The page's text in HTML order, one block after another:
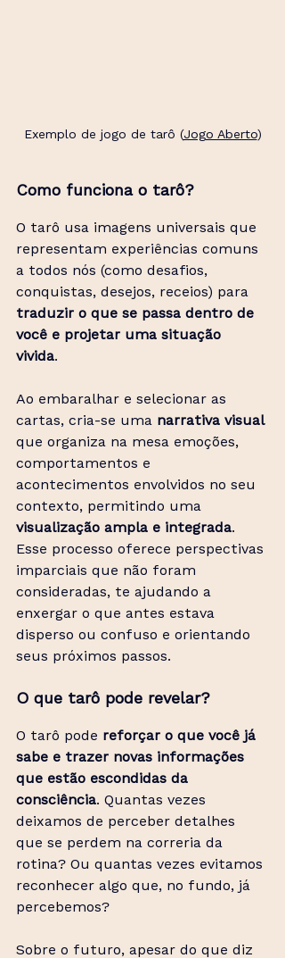
Exemplo de jogo de tarô (Jogo Aberto)
Como funciona o tarô?
O tarô usa imagens universais que
representam experiências comuns
a todos nós (como desafios,
conquistas, desejos, receios) para
traduzir o que se passa dentro de
você e projetar uma situação
vivida.
Ao embaralhar e selecionar as
cartas, cria-se uma narrativa visual
que organiza na mesa emoções,
comportamentos e
acontecimentos envolvidos no seu
contexto, permitindo uma
visualização ampla e integrada.
Esse processo oferece perspectivas
imparciais que não foram
consideradas, te ajudando a
enxergar o que antes estava
disperso ou confuso e orientando
seus próximos passos.
O que tarô pode revelar?
O tarô pode reforçar o que você já
sabe e trazer novas informações
que estão escondidas da
consciência. Quantas vezes
deixamos de perceber detalhes
que se perdem na correria da
rotina? Ou quantas vezes evitamos
reconhecer algo que, no fundo, já
percebemos?
Sobre o futuro, apesar do que diz